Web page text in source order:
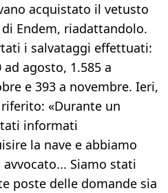
acquistato il vetusto
Endem, riadattandolo.
i salvataggi effettuati:
ad agosto, 1.585 a
e 393 a novembre. Ieri,
«Durante un
informati
la nave e abbiamo
Siamo stati
poste delle domande sia